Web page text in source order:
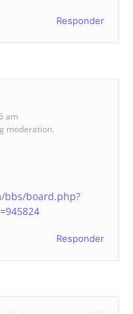
Responder
am
moderation.
bbs/board.php?
Responder